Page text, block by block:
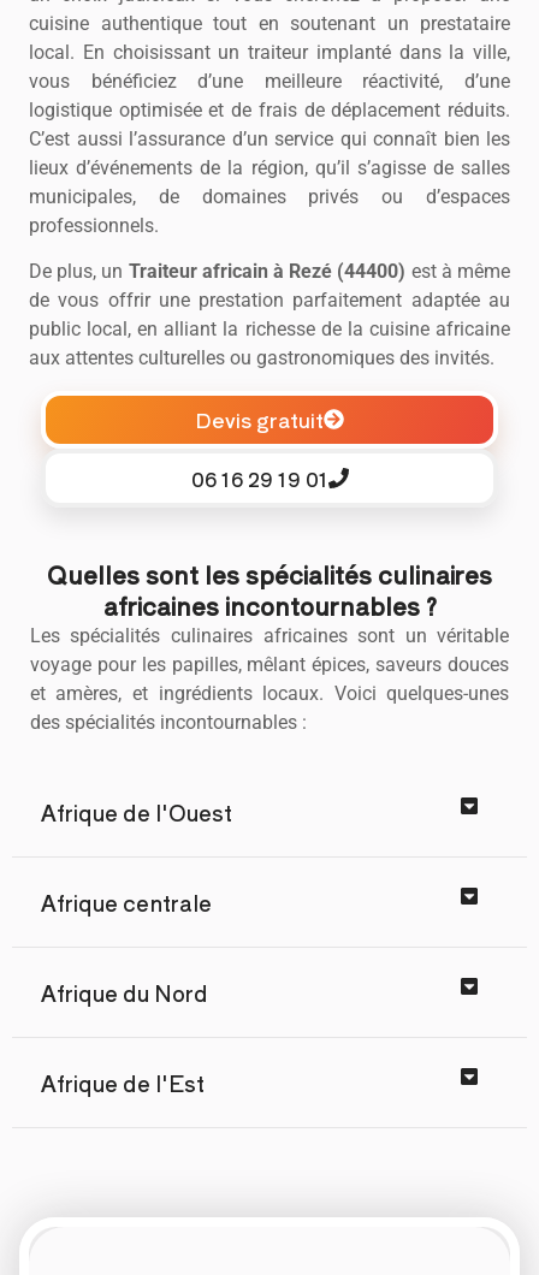
cuisine authentique tout en soutenant un prestataire
local. En choisissant un traiteur implanté dans la ville,
vous bénéficiez d’une meilleure réactivité, d’une
logistique optimisée et de frais de déplacement réduits.
C’est aussi l’assurance d’un service qui connaît bien les
lieux d’événements de la région, qu’il s’agisse de salles
municipales, de domaines privés ou d’espaces
professionnels.
De plus, un Traiteur africain à Rezé (44400) est à même
de vous offrir une prestation parfaitement adaptée au
public local, en alliant la richesse de la cuisine africaine
aux attentes culturelles ou gastronomiques des invités.
Devis gratuit
06 16 29 19 01
Quelles sont les spécialités culinaires
africaines incontournables ?
Les spécialités culinaires africaines sont un véritable
voyage pour les papilles, mêlant épices, saveurs douces
et amères, et ingrédients locaux. Voici quelques-unes
des spécialités incontournables :
Afrique de l'Ouest
Afrique centrale
Afrique du Nord
Afrique de l'Est